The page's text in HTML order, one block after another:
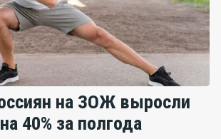
на ЗОЖ выросли
40% за полгода